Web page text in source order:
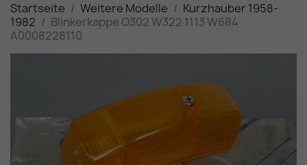
Startseite Weitere Modelle
Kurzhauber 1958-
1982
Blinkerkappe O302 W322 1113 W684
A0008228110